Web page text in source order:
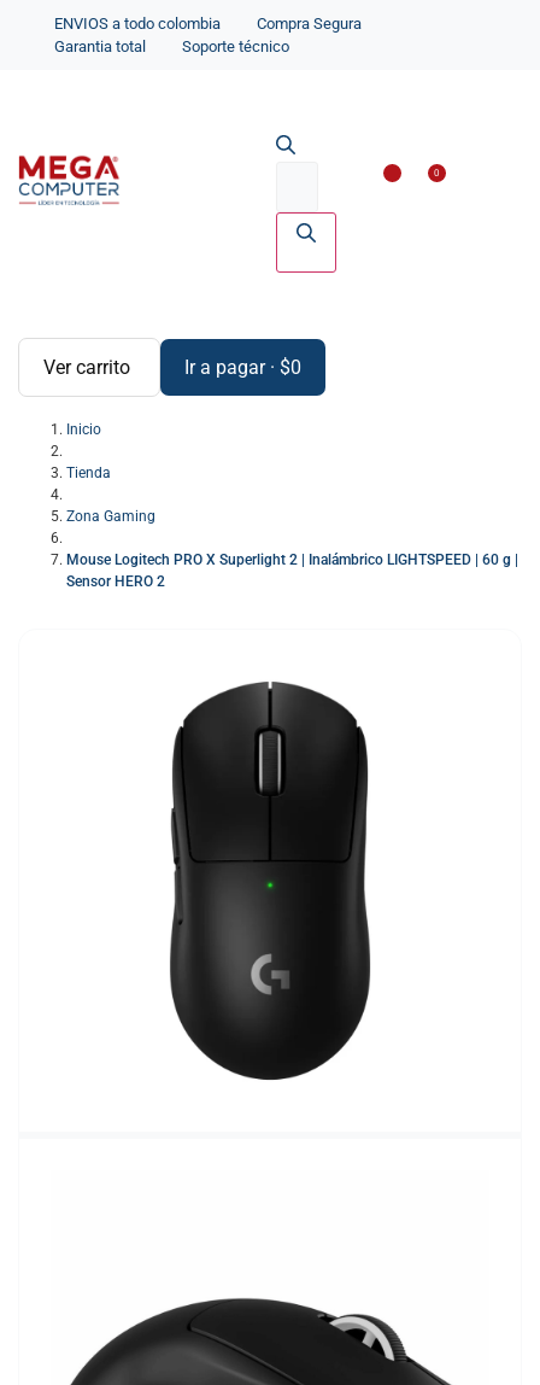
ENVIOS a todo colombia
Compra Segura
Garantia total
Soporte técnico
0
Ver carrito Ir a pagar · $0
Inicio
Tienda
Zona Gaming
Mouse Logitech PRO X Superlight 2 | Inalámbrico LIGHTSPEED | 60 g |
Sensor HERO 2